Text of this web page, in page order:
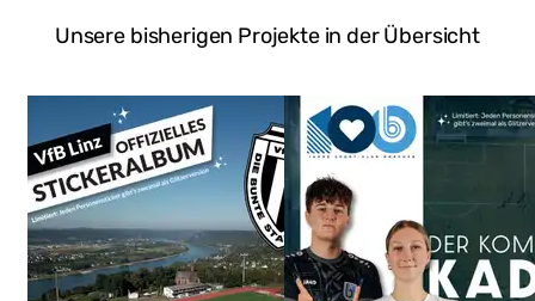
Unsere bisherigen Projekte in der Übersicht